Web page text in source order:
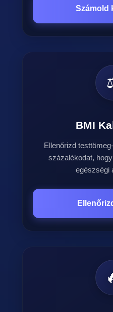
Számold
BMI
Ellenőrizd
százalékodat,
egészségi